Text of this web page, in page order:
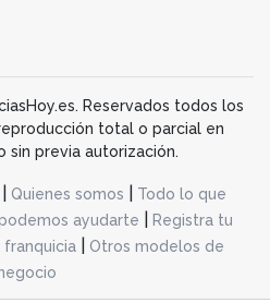
Reservados todos los
total o parcial en
sin previa autorización.
Quienes somos
Todo lo que
ayudarte
Registra tu
franquicia|
Otros modelos de